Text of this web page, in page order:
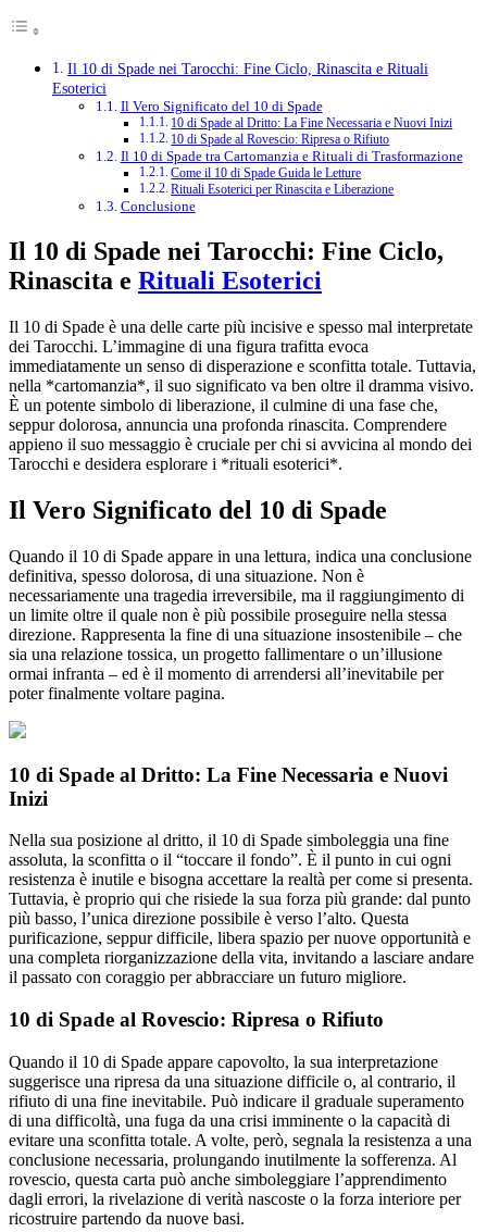
Il 10 di Spade nei Tarocchi: Fine Ciclo, Rinascita e Rituali
Esoterici
Il Vero Significato del 10 di Spade
10 di Spade al Dritto: La Fine Necessaria e Nuovi Inizi
10 di Spade al Rovescio: Ripresa o Rifiuto
Il 10 di Spade tra Cartomanzia e Rituali di Trasformazione
Come il 10 di Spade Guida le Letture
Rituali Esoterici per Rinascita e Liberazione
Conclusione
Il 10 di Spade nei Tarocchi: Fine Ciclo,
Rinascita e Rituali Esoterici
Il 10 di Spade è una delle carte più incisive e spesso mal interpretate
dei Tarocchi. L’immagine di una figura trafitta evoca
immediatamente un senso di disperazione e sconfitta totale. Tuttavia,
nella *cartomanzia*, il suo significato va ben oltre il dramma visivo.
È un potente simbolo di liberazione, il culmine di una fase che,
seppur dolorosa, annuncia una profonda rinascita. Comprendere
appieno il suo messaggio è cruciale per chi si avvicina al mondo dei
Tarocchi e desidera esplorare i *rituali esoterici*.
Il Vero Significato del 10 di Spade
Quando il 10 di Spade appare in una lettura, indica una conclusione
definitiva, spesso dolorosa, di una situazione. Non è
necessariamente una tragedia irreversibile, ma il raggiungimento di
un limite oltre il quale non è più possibile proseguire nella stessa
direzione. Rappresenta la fine di una situazione insostenibile – che
sia una relazione tossica, un progetto fallimentare o un’illusione
ormai infranta – ed è il momento di arrendersi all’inevitabile per
poter finalmente voltare pagina.
10 di Spade al Dritto: La Fine Necessaria e Nuovi
Inizi
Nella sua posizione al dritto, il 10 di Spade simboleggia una fine
assoluta, la sconfitta o il “toccare il fondo”. È il punto in cui ogni
resistenza è inutile e bisogna accettare la realtà per come si presenta.
Tuttavia, è proprio qui che risiede la sua forza più grande: dal punto
più basso, l’unica direzione possibile è verso l’alto. Questa
purificazione, seppur difficile, libera spazio per nuove opportunità e
una completa riorganizzazione della vita, invitando a lasciare andare
il passato con coraggio per abbracciare un futuro migliore.
10 di Spade al Rovescio: Ripresa o Rifiuto
Quando il 10 di Spade appare capovolto, la sua interpretazione
suggerisce una ripresa da una situazione difficile o, al contrario, il
rifiuto di una fine inevitabile. Può indicare il graduale superamento
di una difficoltà, una fuga da una crisi imminente o la capacità di
evitare una sconfitta totale. A volte, però, segnala la resistenza a una
conclusione necessaria, prolungando inutilmente la sofferenza. Al
rovescio, questa carta può anche simboleggiare l’apprendimento
dagli errori, la rivelazione di verità nascoste o la forza interiore per
ricostruire partendo da nuove basi.